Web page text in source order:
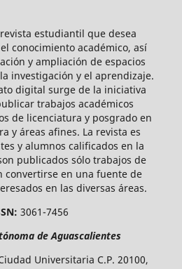
estudiantil que desea
conocimiento académico, así
y ampliación de espacios
investigación y el aprendizaje.
digital surge de la iniciativa
trabajos académicos
de licenciatura y posgrado en
y áreas afines. La revista es
y alumnos calificados en la
publicados sólo trabajos de
convertirse en una fuente de
en las diversas áreas.
3061-7456
de Aguascalientes
Universitaria C.P. 20100,